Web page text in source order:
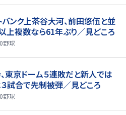
バンク上茶谷大河、前田悠伍と並
上複数なら61年ぶり／見どころ
野球
東京ドーム５連敗だと新人では
試合で先制被弾／見どころ
野球